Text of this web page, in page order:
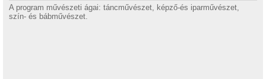
A program művészeti ágai: táncművészet, képző-és iparművészet,
szín- és bábművészet.